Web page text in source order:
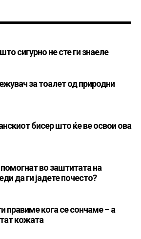
сигурно не сте ги знаеле
за тоалет од природни
бисер што ќе ве освои ова
во заштитата на
да ги јадете почесто?
правиме кога се сончаме – а
кожата